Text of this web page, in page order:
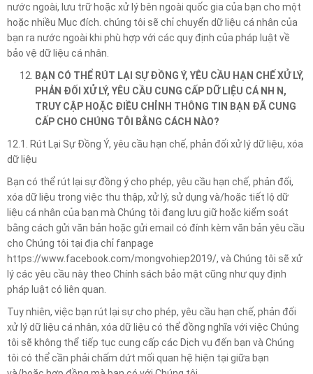
nước ngoài, lưu trữ hoặc xử lý bên ngoài quốc gia của bạn cho một
hoặc nhiều Mục đích. chúng tôi sẽ chỉ chuyển dữ liệu cá nhân của
bạn ra nước ngoài khi phù hợp với các quy định của pháp luật về
bảo vệ dữ liệu cá nhân.
BẠN CÓ THỂ RÚT LẠI SỰ ĐỒNG Ý, YÊU CẦU HẠN CHẾ XỬ LÝ,
PHẢN ĐỐI XỬ LÝ, YÊU CẦU CUNG CẤP DỮ LIỆU CÁ NH N,
TRUY CẬP HOẶC ĐIỀU CHỈNH THÔNG TIN BẠN ĐÃ CUNG
CẤP CHO CHÚNG TÔI BẰNG CÁCH NÀO?
12.1. Rút Lại Sự Đồng Ý, yêu cầu hạn chế, phản đối xử lý dữ liệu, xóa
dữ liệu
Bạn có thể rút lại sự đồng ý cho phép, yêu cầu hạn chế, phản đối,
xóa dữ liệu trong việc thu thập, xử lý, sử dụng và/hoặc tiết lộ dữ
liệu cá nhân của bạn mà Chúng tôi đang lưu giữ hoặc kiểm soát
bằng cách gửi văn bản hoặc gửi email có đính kèm văn bản yêu cầu
cho Chúng tôi tại địa chỉ fanpage
https://www.facebook.com/mongvohiep2019/, và Chúng tôi sẽ xử
lý các yêu cầu này theo Chính sách bảo mật cũng như quy định
pháp luật có liên quan.
Tuy nhiên, việc bạn rút lại sự cho phép, yêu cầu hạn chế, phản đối
xử lý dữ liệu cá nhân, xóa dữ liệu có thể đồng nghĩa với việc Chúng
tôi sẽ không thể tiếp tục cung cấp các Dịch vụ đến bạn và Chúng
tôi có thể cần phải chấm dứt mối quan hệ hiện tại giữa bạn